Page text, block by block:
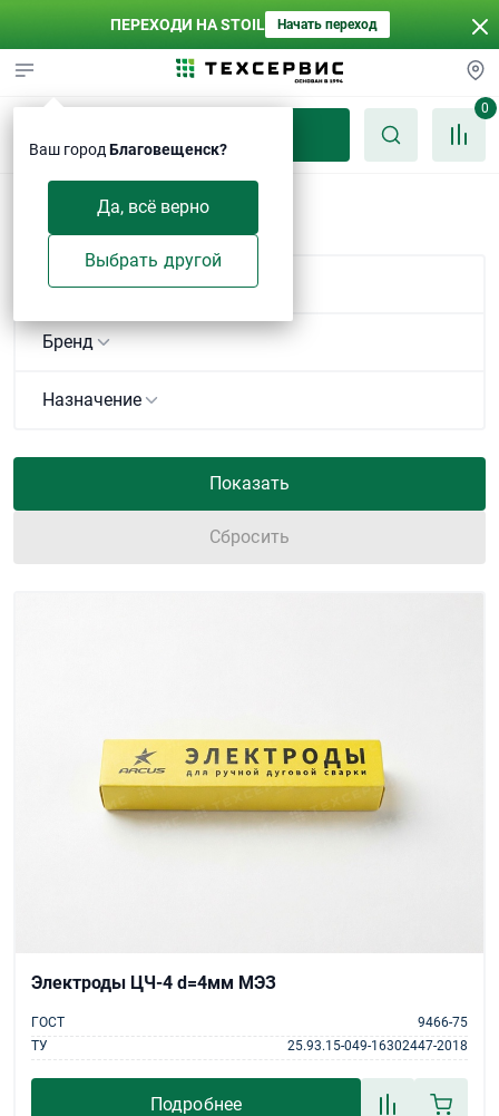
ПЕРЕХОДИ НА STOIL Начать переход
Ваш город Благовещенск?
Да, всё верно
Выбрать другой
0
Электроды
Марка
Бренд
Назначение
Сбросить
Электроды ЦЧ-4 d=4мм МЭЗ
ГОСТ
9466-75
ТУ
25.93.15-049-16302447-2018
Подробнее